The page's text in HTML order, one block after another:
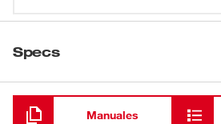
Specs
Cargando
Manuales